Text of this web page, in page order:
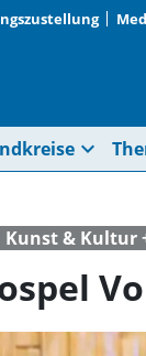
expand_more
Kunst & Kultur